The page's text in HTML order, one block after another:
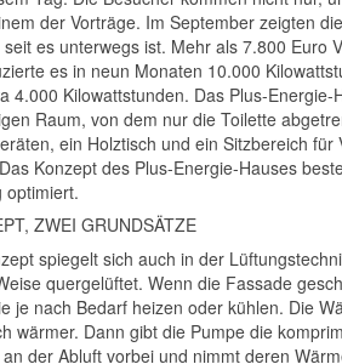
der Vorträge. Im September zeigten
es unterwegs ist. Mehr als 7.800 Euro
es in neun Monaten 10.000
4.000 Kilowattstunden. Das Plus-
Raum, von dem nur die Toilette
ein Holztisch und ein Sitzbereich
Konzept des Plus-Energie-Hauses
optimiert.
ZWEI GRUNDSÄTZE
spiegelt sich auch in der
quergelüftet. Wenn die Fassade
je nach Bedarf heizen oder kühlen. Die
wärmer. Dann gibt die Pumpe die
der Abluft vorbei und nimmt deren